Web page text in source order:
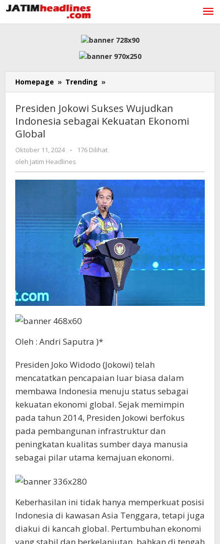
Lewati
ke
konten
Homepage » Trending »
Jokowi
Wujudkan
Indonesia
Ekonomi
Presiden Jokowi Sukses Wujudkan
Indonesia sebagai Kekuatan Ekonomi
Global
Oktober 11, 2024
oleh
-
176 Dilihat
oleh Jatim Headlines
Oleh : Andri Saputra )*
Presiden Joko Widodo (Jokowi) telah
mencatatkan pencapaian luar biasa dalam
membawa Indonesia menuju status sebagai
kekuatan ekonomi global. Sejak memimpin
pada tahun 2014, Presiden Jokowi berfokus
pada pembangunan infrastruktur dan
peningkatan kualitas sumber daya manusia
sebagai pilar utama kemajuan ekonomi.
Keberhasilan ini tidak hanya memperkuat posisi
Indonesia di kawasan Asia Tenggara, tetapi juga
diakui di kancah global. Pertumbuhan ekonomi
yang stabil dan berkelanjutan, bahkan di tengah